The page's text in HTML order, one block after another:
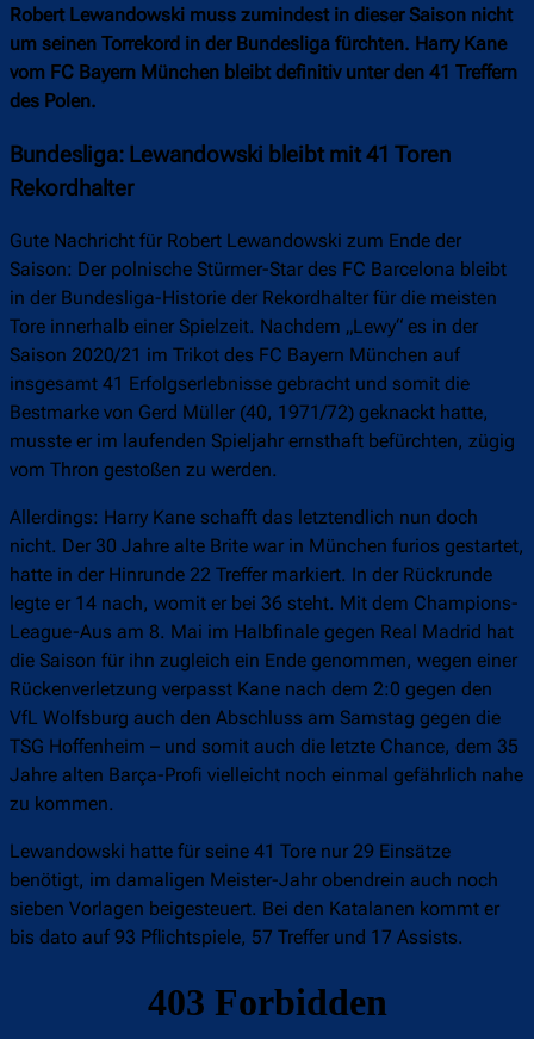
Robert Lewandowski muss zumindest in dieser Saison nicht
um seinen Torrekord in der Bundesliga fürchten. Harry Kane
vom FC Bayern München bleibt definitiv unter den 41 Treffern
des Polen.
Bundesliga: Lewandowski bleibt mit 41 Toren
Rekordhalter
Gute Nachricht für Robert Lewandowski zum Ende der
Saison: Der polnische Stürmer-Star des FC Barcelona bleibt
in der Bundesliga-Historie der Rekordhalter für die meisten
Tore innerhalb einer Spielzeit. Nachdem „Lewy“ es in der
Saison 2020/21 im Trikot des FC Bayern München auf
insgesamt 41 Erfolgserlebnisse gebracht und somit die
Bestmarke von Gerd Müller (40, 1971/72) geknackt hatte,
musste er im laufenden Spieljahr ernsthaft befürchten, zügig
vom Thron gestoßen zu werden.
Allerdings: Harry Kane schafft das letztendlich nun doch
nicht. Der 30 Jahre alte Brite war in München furios gestartet,
hatte in der Hinrunde 22 Treffer markiert. In der Rückrunde
legte er 14 nach, womit er bei 36 steht. Mit dem Champions-
League-Aus am 8. Mai im Halbfinale gegen Real Madrid hat
die Saison für ihn zugleich ein Ende genommen, wegen einer
Rückenverletzung verpasst Kane nach dem 2:0 gegen den
VfL Wolfsburg auch den Abschluss am Samstag gegen die
TSG Hoffenheim – und somit auch die letzte Chance, dem 35
Jahre alten Barça-Profi vielleicht noch einmal gefährlich nahe
zu kommen.
Lewandowski hatte für seine 41 Tore nur 29 Einsätze
benötigt, im damaligen Meister-Jahr obendrein auch noch
sieben Vorlagen beigesteuert. Bei den Katalanen kommt er
bis dato auf 93 Pflichtspiele, 57 Treffer und 17 Assists.